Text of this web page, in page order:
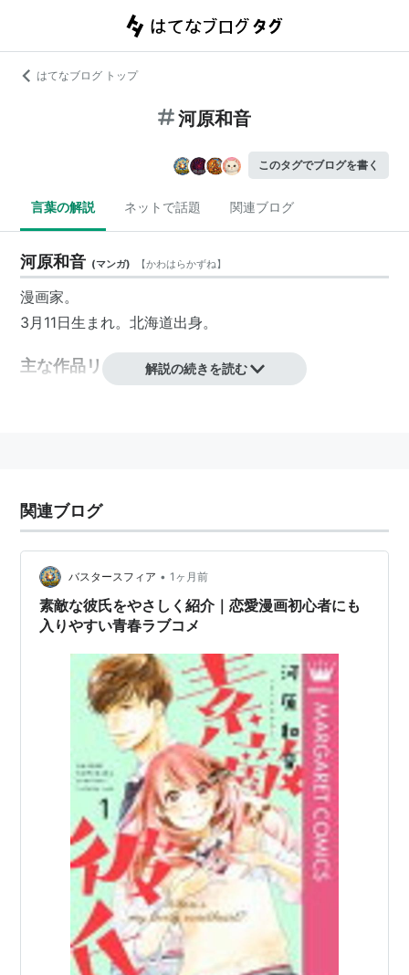
はてなブログ トップ
河原和音
このタグでブログを書く
言葉の解説 ネットで話題 関連ブログ
河原和音 (マンガ) 【かわはらかずね】
漫画家。
3月11日生まれ。北海道出身。
主な作品リスト
ット連載中）
リスト::漫画家
解説の続きを読む
関連ブログ
バスタースフィア • 1ヶ月前
素敵な彼氏をやさしく紹介｜恋愛漫画初心者にも
入りやすい青春ラブコメ